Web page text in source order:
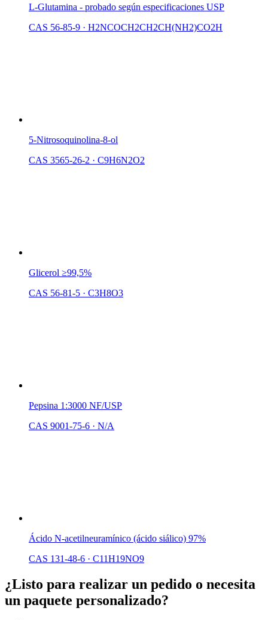
L-Glutamina - probado según especificaciones USP
CAS 56-85-9 · H2NCOCH2CH2CH(NH2)CO2H
5-Nitrosoquinolina-8-ol
CAS 3565-26-2 · C9H6N2O2
Glicerol ≥99,5%
CAS 56-81-5 · C3H8O3
Pepsina 1:3000 NF/USP
CAS 9001-75-6 · N/A
Ácido N-acetilneuramínico (ácido siálico) 97%
CAS 131-48-6 · C11H19NO9
¿Listo para realizar un pedido o necesita
un paquete personalizado?